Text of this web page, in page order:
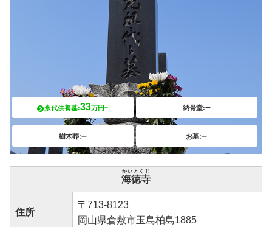
永代供養墓:33万円~ 納骨堂:–
樹木葬:– お墓:–
海徳寺
かいとくじ
住所
〒713-8123
岡山県倉敷市玉島柏島1885